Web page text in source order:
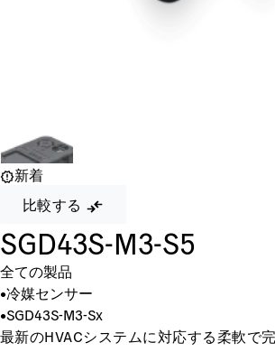
新着
比較する
SGD43S-M3-S5
全ての製品
•冷媒センサー
•SGD43S-M3-Sx
最新のHVACシステムに対応する柔軟で